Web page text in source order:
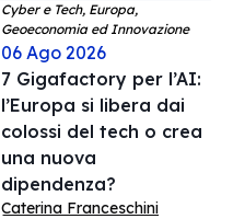
Cyber e Tech, Europa,
Geoeconomia ed Innovazione
06 Ago 2026
7 Gigafactory per l’AI:
l’Europa si libera dai
colossi del tech o crea
una nuova
dipendenza?
Caterina Franceschini